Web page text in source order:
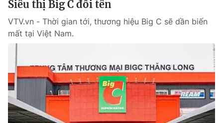
Siêu thị Big C đổi tên
VTV.vn - Thời gian tới, thương hiệu Big C sẽ dần biến
mất tại Việt Nam.